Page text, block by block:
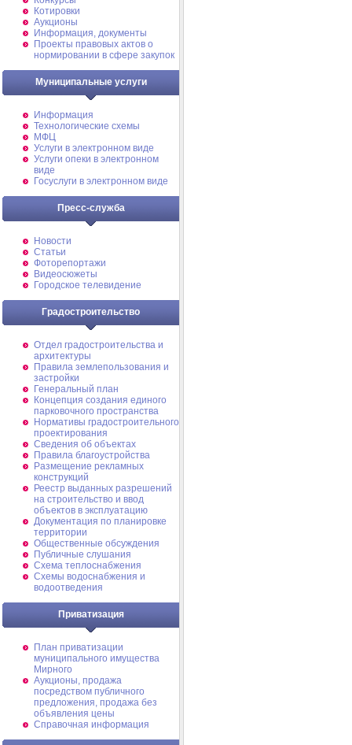
Котировки
Аукционы
Информация, документы
Проекты правовых актов о
нормировании в сфере закупок
Муниципальные услуги
Информация
Технологические схемы
МФЦ
Услуги в электронном виде
Услуги опеки в электронном
виде
Госуслуги в электронном виде
Пресс-служба
Новости
Статьи
Фоторепортажи
Видеосюжеты
Городское телевидение
Градостроительство
Отдел градостроительства и
архитектуры
Правила землепользования и
застройки
Генеральный план
Концепция создания единого
парковочного пространства
Нормативы градостроительного
проектирования
Сведения об объектах
Правила благоустройства
Размещение рекламных
конструкций
Реестр выданных разрешений
на строительство и ввод
объектов в эксплуатацию
Документация по планировке
территории
Общественные обсуждения
Публичные слушания
Схема теплоснабжения
Схемы водоснабжения и
водоотведения
Приватизация
План приватизации
муниципального имущества
Мирного
Аукционы, продажа
посредством публичного
предложения, продажа без
объявления цены
Справочная информация